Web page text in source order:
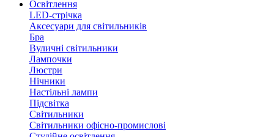
Освітлення
LED-стрічка
Аксесуари для світильників
Бра
Вуличні світильники
Лампочки
Люстри
Нічники
Настільні лампи
Підсвітка
Світильники
Світильники офісно-промислові